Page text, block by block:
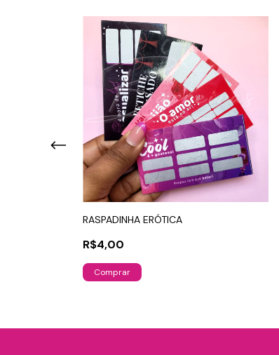
RASPADINHA ERÓTICA
R$4,00
Comprar